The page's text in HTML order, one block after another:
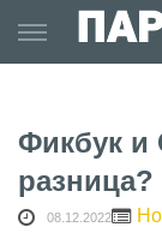
to
Фикбук
разница?
08.12.2022